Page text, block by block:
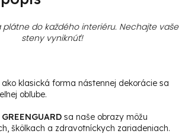
plátne do každého interiéru. Nechajte vaše
steny vyniknúť!
klasická forma nástennej dekorácie sa
obľube.
GREENGUARD sa naše obrazy môžu
škôlkach a zdravotníckych zariadeniach.